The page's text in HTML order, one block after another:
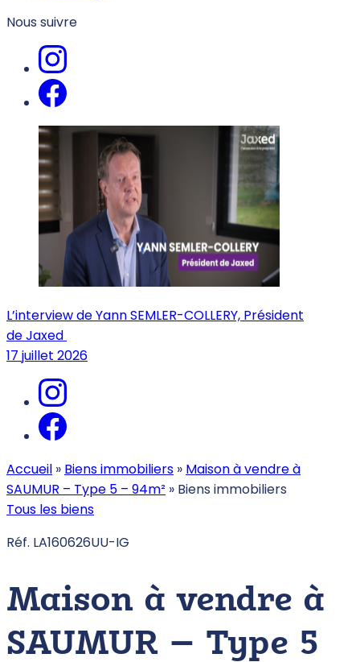
Nous suivre
L’interview de Yann SEMLER-COLLERY, Président
de Jaxed
17 juillet 2026
Accueil » Biens immobiliers » Maison à vendre à
SAUMUR – Type 5 – 94m² » Biens immobiliers
Tous les biens
Réf. LA160626UU-IG
Maison à vendre à
SAUMUR – Type 5